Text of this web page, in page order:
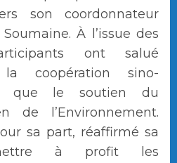
son coordonnateur
À l’issue des
ont salué
la coopération sino-
que le soutien du
de l’Environnement.
sa part, réaffirmé sa
à profit les